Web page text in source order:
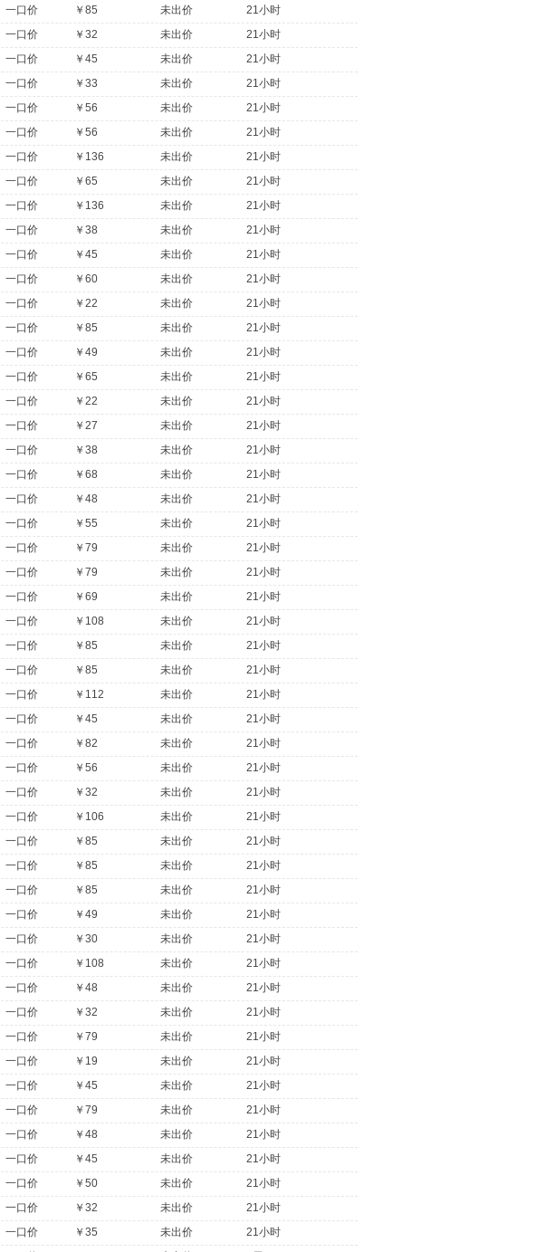
一口价 ￥85 未出价
21小时
一口价 ￥32 未出价
21小时
一口价 ￥45 未出价
21小时
一口价 ￥33 未出价
21小时
一口价 ￥56 未出价
21小时
一口价 ￥56 未出价
21小时
一口价 ￥136 未出价
21小时
一口价 ￥65 未出价
21小时
一口价 ￥136 未出价
21小时
一口价 ￥38 未出价
21小时
一口价 ￥45 未出价
21小时
一口价 ￥60 未出价
21小时
一口价 ￥22 未出价
21小时
一口价 ￥85 未出价
21小时
一口价 ￥49 未出价
21小时
一口价 ￥65 未出价
21小时
一口价 ￥22 未出价
21小时
一口价 ￥27 未出价
21小时
一口价 ￥38 未出价
21小时
一口价 ￥68 未出价
21小时
一口价 ￥48 未出价
21小时
一口价 ￥55 未出价
21小时
一口价 ￥79 未出价
21小时
一口价 ￥79 未出价
21小时
一口价 ￥69 未出价
21小时
一口价 ￥108 未出价
21小时
一口价 ￥85 未出价
21小时
一口价 ￥85 未出价
21小时
一口价 ￥112 未出价
21小时
一口价 ￥45 未出价
21小时
一口价 ￥82 未出价
21小时
一口价 ￥56 未出价
21小时
一口价 ￥32 未出价
21小时
一口价 ￥106 未出价
21小时
一口价 ￥85 未出价
21小时
一口价 ￥85 未出价
21小时
一口价 ￥85 未出价
21小时
一口价 ￥49 未出价
21小时
一口价 ￥30 未出价
21小时
一口价 ￥108 未出价
21小时
一口价 ￥48 未出价
21小时
一口价 ￥32 未出价
21小时
一口价 ￥79 未出价
21小时
一口价 ￥19 未出价
21小时
一口价 ￥45 未出价
21小时
一口价 ￥79 未出价
21小时
一口价 ￥48 未出价
21小时
一口价 ￥45 未出价
21小时
一口价 ￥50 未出价
21小时
一口价 ￥32 未出价
21小时
一口价 ￥35 未出价
21小时